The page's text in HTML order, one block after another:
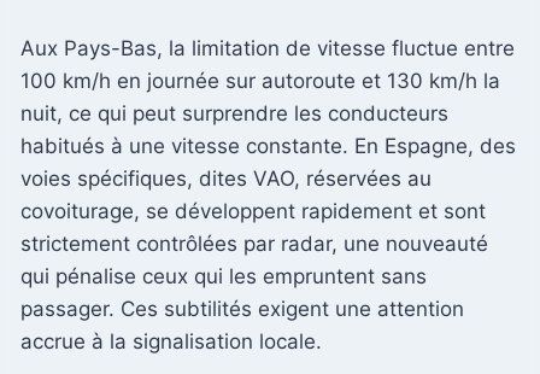
Aux Pays-Bas, la limitation de vitesse fluctue entre
100 km/h en journée sur autoroute et 130 km/h la
nuit, ce qui peut surprendre les conducteurs
habitués à une vitesse constante. En Espagne, des
voies spécifiques, dites VAO, réservées au
covoiturage, se développent rapidement et sont
strictement contrôlées par radar, une nouveauté
qui pénalise ceux qui les empruntent sans
passager. Ces subtilités exigent une attention
accrue à la signalisation locale.